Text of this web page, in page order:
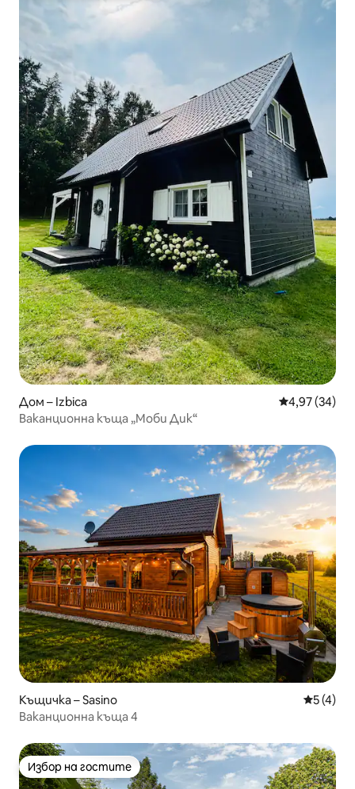
Дом – Izbica Средна
4,97 (34)
Ваканционна къща „Моби Дик“
Къщичка – Sasino Средна
5 (4)
Ваканционна къща 4
Избор на гостите
Избор на гостите